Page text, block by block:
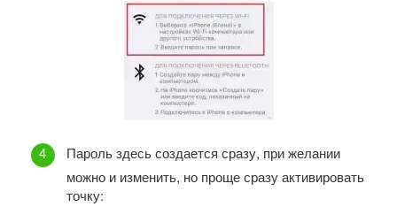
Пароль здесь создается сразу, при желании
можно и изменить, но проще сразу активировать
точку: